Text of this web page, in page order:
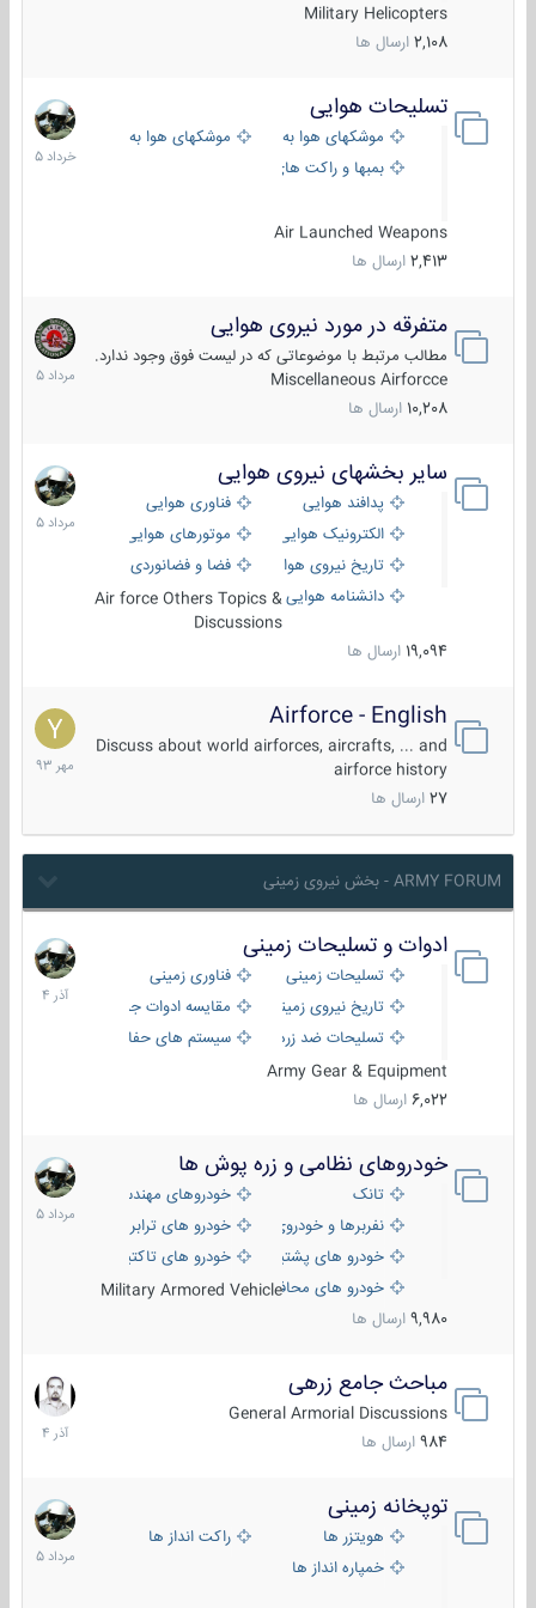
Military Helicopters
2,108 ارسال ها
تسلیحات هوایی
موشکهای هوا به هوا
موشکهای هوا به سطح
بمبها و راکت های هوایی
Air Launched Weapons
2,413 ارسال ها
30
خرداد
1405
متفرقه در مورد نیروی هوایی
مطالب مرتبط با موضوعاتی که در لیست فوق وجود ندارد.
Miscellaneous Airforcce
10,208 ارسال ها
7
مرداد
1405
سایر بخشهای نیروی هوایی
پدافند هوایی
فناوری هوایی
الکترونیک هوایی
موتورهای هوایی
تاریخ نیروی هوایی
فضا و فضانوردی
دانشنامه هواییAir force Others Topics &
Discussions
19,094 ارسال ها
2
مرداد
1405
Airforce - English
Discuss about world airforces, aircrafts, ... and
airforce history
27 ارسال ها
15
مهر
1393
ARMY FORUM - بخش نیروی زمینی
ادوات و تسلیحات زمینی
تسلیحات زمینی
فناوری زمینی
تاریخ نیروی زمینی
مقایسه ادوات جنگی
تسلیحات ضد زره
سیستم های حفاظت فعال
Army Gear & Equipment
6,022 ارسال ها
21
آذر
1404
خودروهای نظامی و زره پوش ها
تانک
خودروهای مهندسی
نفربرها و خودروی های رزمی پیاده نظام
خودرو های ترابری نظامی
خودرو های پشتیبانی آتش ، شناسایی و ضد تانک
خودرو های تاکتیکی نظامی
خودرو های محافظت شدهMilitary Armored Vehicle
9,980 ارسال ها
2
مرداد
1405
مباحث جامع زرهی
General Armorial Discussions
984 ارسال ها
7
آذر
1404
توپخانه زمینی
هویتزر ها
راکت انداز ها
خمپاره انداز ها
9
مرداد
1405